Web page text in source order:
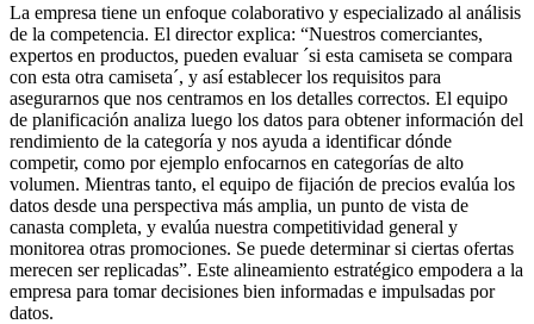
La empresa tiene un enfoque colaborativo y especializado al análisis
de la competencia. El director explica: “Nuestros comerciantes,
expertos en productos, pueden evaluar ´si esta camiseta se compara
con esta otra camiseta´, y así establecer los requisitos para
asegurarnos que nos centramos en los detalles correctos. El equipo
de planificación analiza luego los datos para obtener información del
rendimiento de la categoría y nos ayuda a identificar dónde
competir, como por ejemplo enfocarnos en categorías de alto
volumen. Mientras tanto, el equipo de fijación de precios evalúa los
datos desde una perspectiva más amplia, un punto de vista de
canasta completa, y evalúa nuestra competitividad general y
monitorea otras promociones. Se puede determinar si ciertas ofertas
merecen ser replicadas”. Este alineamiento estratégico empodera a la
empresa para tomar decisiones bien informadas e impulsadas por
datos.